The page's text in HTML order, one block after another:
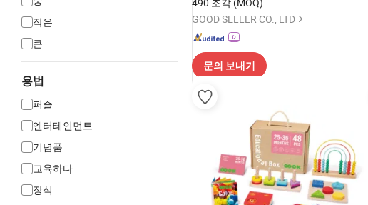
작은
큰
용법
퍼즐
엔터테인먼트
기념품
교육하다
장식
GOOD SELLER CO., LTD
문의 보내기